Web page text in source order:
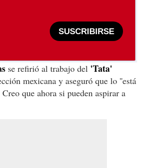
SUSCRIBIRSE
se refirió al trabajo del 'Tata'
mexicana y aseguró que lo ''está
que ahora si pueden aspirar a